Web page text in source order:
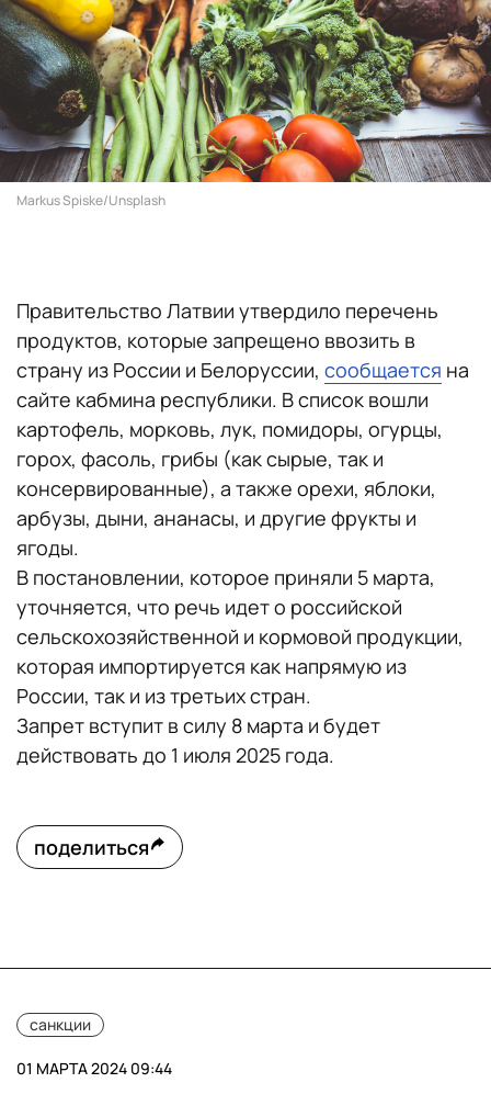
Markus Spiske/Unsplash
Правительство Латвии утвердило перечень
продуктов, которые запрещено ввозить в
страну из России и Белоруссии, сообщается на
сайте кабмина республики. В список вошли
картофель, морковь, лук, помидоры, огурцы,
горох, фасоль, грибы (как сырые, так и
консервированные), а также орехи, яблоки,
арбузы, дыни, ананасы, и другие фрукты и
ягоды.
В постановлении, которое приняли 5 марта,
уточняется, что речь идет о российской
сельскохозяйственной и кормовой продукции,
которая импортируется как напрямую из
России, так и из третьих стран.
Запрет вступит в силу 8 марта и будет
действовать до 1 июля 2025 года.
поделиться
санкции
01 МАРТА 2024 09:44